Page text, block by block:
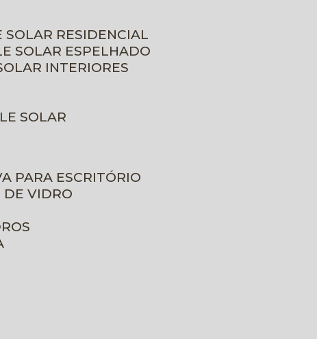
SOLAR RESIDENCIAL
SOLAR ESPELHADO
INTERIORES
SOLAR
PARA ESCRITÓRIO
DE VIDRO